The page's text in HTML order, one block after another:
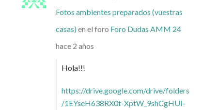
Fotos ambientes preparados (vuestras
casas) en el foro Foro Dudas AMM 24
hace 2 años
Hola!!!
https://drive.google.com/drive/folders
/1EYseH638RX0t-XptW_9shCgHUI-